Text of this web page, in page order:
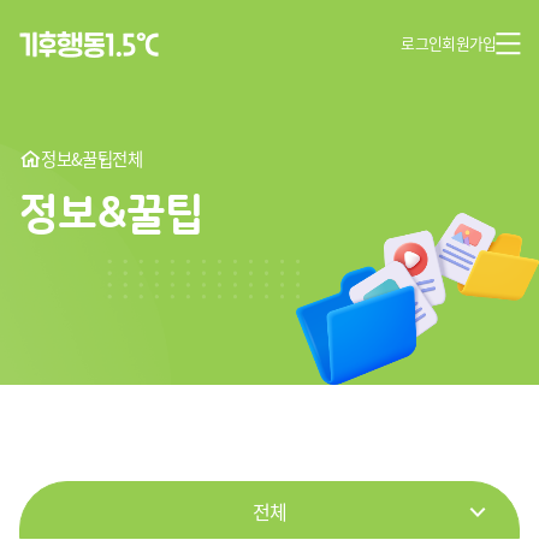
로그인회원가입
정보&꿀팁전체
정보&꿀팁
전체